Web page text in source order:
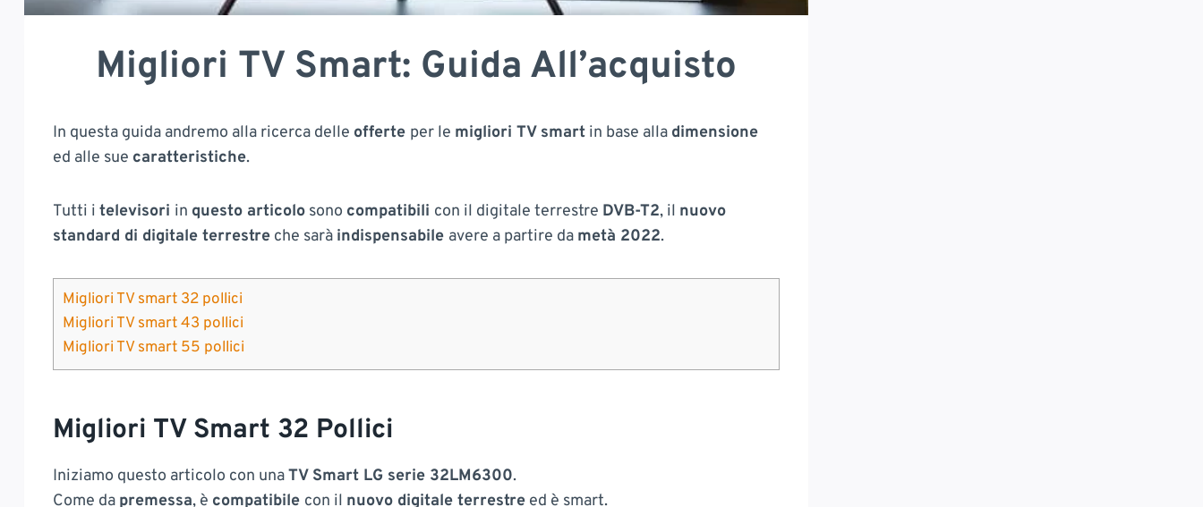
Migliori TV Smart: Guida All’acquisto
In questa guida andremo alla ricerca delle offerte per le migliori TV smart in base alla dimensione
ed alle sue caratteristiche.
Tutti i televisori in questo articolo sono compatibili con il digitale terrestre DVB-T2, il nuovo
standard di digitale terrestre che sarà indispensabile avere a partire da metà 2022.
Migliori TV smart 32 pollici
Migliori TV smart 43 pollici
Migliori TV smart 55 pollici
Migliori TV Smart 32 Pollici
Iniziamo questo articolo con unaTV Smart LG serie 32LM6300.
Come da premessa, è compatibile con il nuovo digitale terrestre ed è smart.